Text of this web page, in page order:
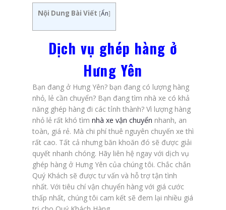
Nội Dung Bài Viết [Ẩn]
Dịch vụ ghép hàng ở
Hưng Yên
Bạn đang ở Hưng Yên? bạn đang có lượng hàng
nhỏ, lẻ cần chuyển? Bạn đang tìm nhà xe có khả
năng ghép hàng đi các tỉnh thành? Vì lượng hàng
nhỏ lẻ rất khó tìm nhà xe vận chuyển nhanh, an
toàn, giá rẻ. Mà chi phí thuê nguyên chuyến xe thì
rất cao. Tất cả nhưng băn khoăn đó sẽ được giải
quyết nhanh chóng. Hãy liên hệ ngay với dịch vụ
ghép hàng ở Hưng Yên của chúng tôi. Chắc chắn
Quý Khách sẽ được tư vấn và hỗ trợ tận tình
nhất. Với tiêu chí vận chuyển hàng với giá cước
thấp nhất, chúng tôi cam kết sẽ đem lại nhiều giá